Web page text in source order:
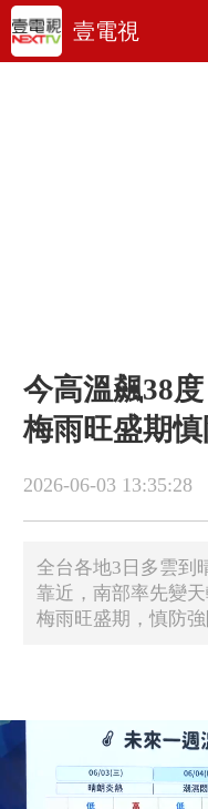
壹電視
今高溫飆38
梅雨旺盛期慎
2026-06-03 13:35:28
全台各地3日多雲到
靠近，南部率先變
梅雨旺盛期，慎防強